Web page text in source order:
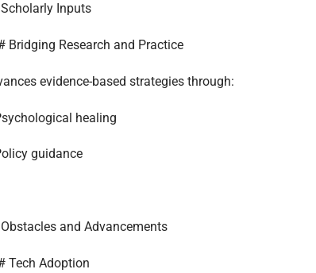
Inputs
Bridging Research and Practice
evidence-based strategies through:
healing
guidance
and Advancements
Tech Adoption